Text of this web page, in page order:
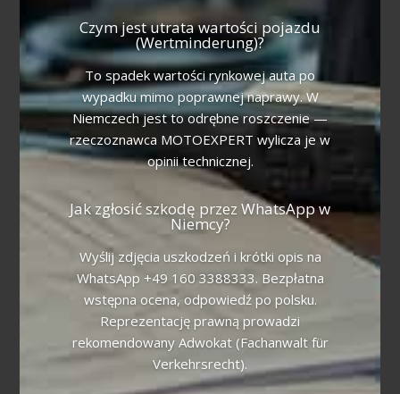
Czym jest utrata wartości pojazdu
(Wertminderung)?
To spadek wartości rynkowej auta po
wypadku mimo poprawnej naprawy. W
Niemczech jest to odrębne roszczenie —
rzeczoznawca MOTOEXPERT wylicza je w
opinii technicznej.
Jak zgłosić szkodę przez WhatsApp w
Niemcy?
Wyślij zdjęcia uszkodzeń i krótki opis na
WhatsApp +49 160 3388333. Bezpłatna
wstępna ocena, odpowiedź po polsku.
Reprezentację prawną prowadzi
rekomendowany Adwokat (Fachanwalt für
Verkehrsrecht).